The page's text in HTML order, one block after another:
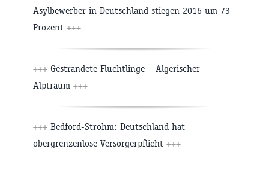
Asylbewerber in Deutschland stiegen 2016 um 73
Prozent +++
+++ Gestrandete Flüchtlinge – Algerischer
Alptraum +++
+++ Bedford-Strohm: Deutschland hat
obergrenzenlose Versorgerpflicht +++